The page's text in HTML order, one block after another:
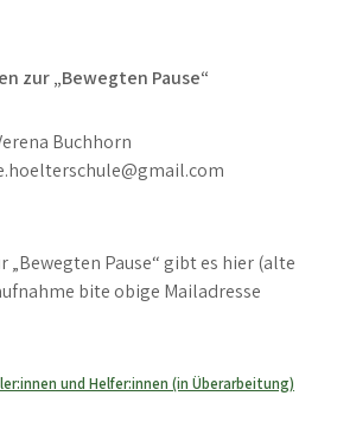
zur „Bewegten Pause“
Buchhorn
„Bewegten Pause“ gibt es hier (alte
bite obige Mailadresse
und Helfer:innen (in Überarbeitung)